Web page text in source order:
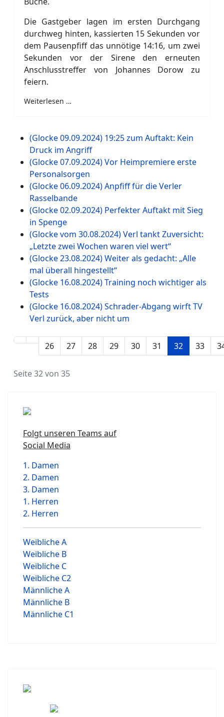
Die Gastgeber lagen im ersten Durchgang
durchweg hinten, kassierten 15 Sekunden vor
dem Pausenpfiff das unnötige 14:16, um zwei
Sekunden vor der Sirene den erneuten
Anschlusstreffer von Johannes Dorow zu
feiern.
Weiterlesen …
(Glocke 09.09.2024) 19:25 zum Auftakt: Kein
Druck im Angriff
(Glocke 07.09.2024) Vor Heimpremiere erste
Personalsorgen
(Glocke 06.09.2024) Anpfiff für die Verler
Rasselbande
(Glocke 02.09.2024) Perfekter Auftakt mit Sieg
in Spenge
(Glocke vom 30.08.2024) Verl tankt Zuversicht:
„Letzte zwei Wochen waren viel wert“
(Glocke 23.08.2024) Weiter als gedacht: „Alle
mal überall hingestellt“
(Glocke 16.08.2024) Training noch wichtiger als
Tests
(Glocke 16.08.2024) Schrader-Abgang wirft TV
Verl zurück, aber nicht um
26 27 28 29 30 31 32 33
Seite 32 von 35
Folgt unseren Teams auf
Social Media
1. Damen
2. Damen
3. Damen
1. Herren
2. Herren
Weibliche A
Weibliche B
Weibliche C
Weibliche C2
Männliche A
Männliche B
Männliche C1